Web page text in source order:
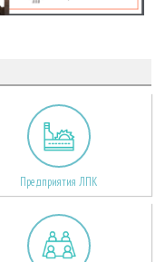
Предприятия ЛПК